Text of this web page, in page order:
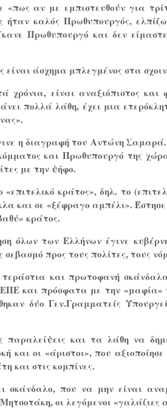
«πως αν με εμπιστευθούν για
καλός Πρωθυπουργός,
Πρωθυπουργό και δεν
άσχημα μπλεγμένος στα
είναι αναξιόπιστος και
πολλά λάθη, έχει μια
η διαγραφή του Αντώνη Σαμαρά.
και Πρωθυπουργό της
με την ψήφο.
κράτος», δηλ. το
και σε «ξέφραγο αμπέλι».
κράτος.
όλων των Ελλήνων έγινε
σεβασμό προς τους πολίτες, τους
τεράστια και πρωτοφανή
και πρόσφατα με την «μαφία»
δύο Γεν.Γραμματείς
παραλείψεις και τα λάθη να
και οι «άριστοι», που αξιοποίησε
και στις κομπίνες.
σκάνδαλο, που να μην είναι
οι λεγόμενοι «γαλάζιες